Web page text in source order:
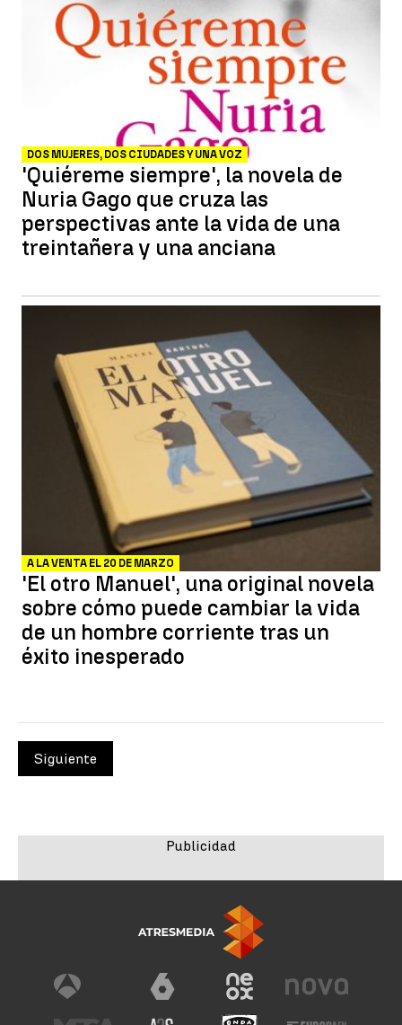
DOS MUJERES, DOS CIUDADES Y UNA VOZ
'Quiéreme siempre', la novela de
Nuria Gago que cruza las
perspectivas ante la vida de una
treintañera y una anciana
A LA VENTA EL 20 DE MARZO
'El otro Manuel', una original novela
sobre cómo puede cambiar la vida
de un hombre corriente tras un
éxito inesperado
Siguiente